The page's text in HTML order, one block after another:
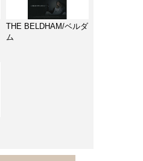
THE BELDHAM/ベルダ
ム